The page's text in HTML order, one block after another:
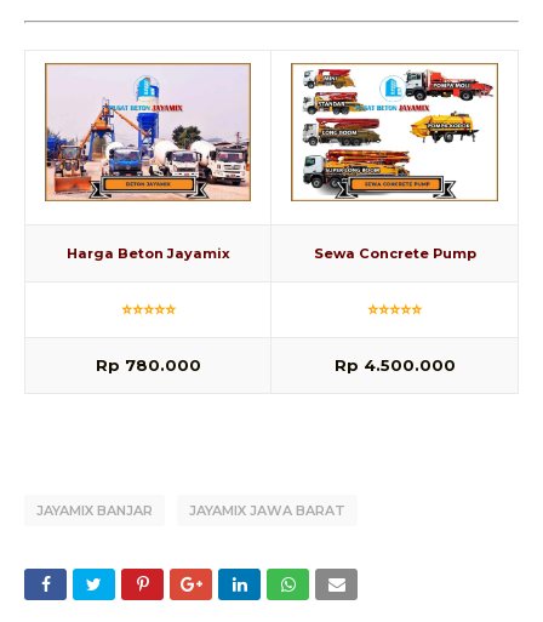
Harga Beton Jayamix Sewa Concrete Pump
⭐⭐⭐⭐⭐ ⭐⭐⭐⭐⭐
Rp 780.000 Rp 4.500.000
JAYAMIX BANJAR JAYAMIX JAWA BARAT